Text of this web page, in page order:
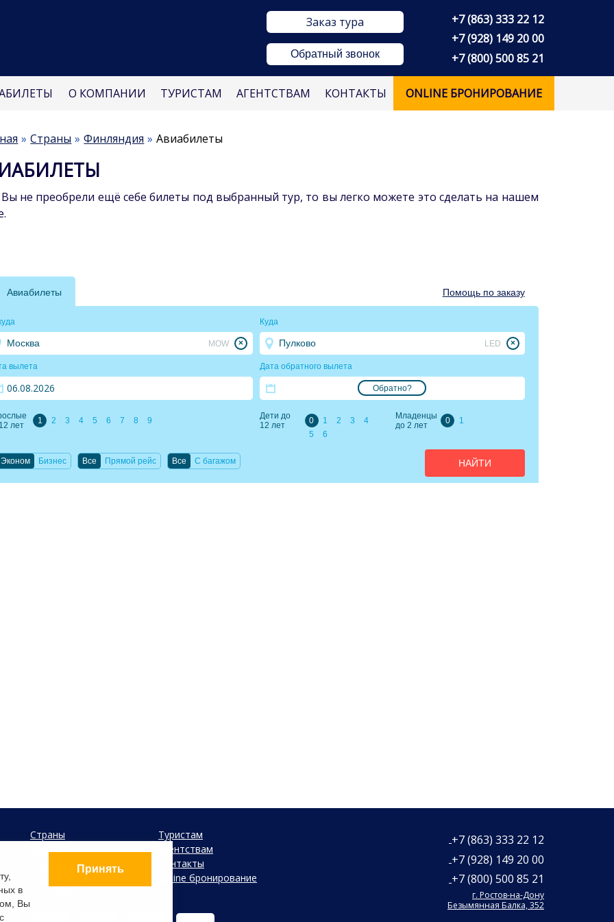
Заказ тура
Обратный звонок
+7 (863) 333 22 12
+7 (928) 149 20 00
+7 (800) 500 85 21
О КОМПАНИИ ТУРИСТАМ АГЕНТСТВАМ КОНТАКТЫ ONLINE БРОНИРОВАНИЕ
Страны Финляндия Авиабилеты
Вы не преобрели ещё себе билеты под выбранный тур, то вы легко можете это сделать на нашем
Авиабилеты Помощь по заказу
MOW
Куда
LED
вылета Дата обратного вылета
Обратно?
лет
1 2 3 4 5 6 7 8 9
Дети до
12 лет
0 1 2 3
4
5
6
Младенцы
до 2 лет
0 1
Эконом Бизнес Все Прямой рейс Все C багажом НАЙТИ
Страны
Круизы
Типы отдыха
Авиабилеты
Туристам
Агентствам
Контакты
Online бронирование
+7 (863) 333 22 12
+7 (928) 149 20 00
+7 (800) 500 85 21
г. Ростов-на-Дону
Безымянная Балка, 352
в
Вы
с
Принять